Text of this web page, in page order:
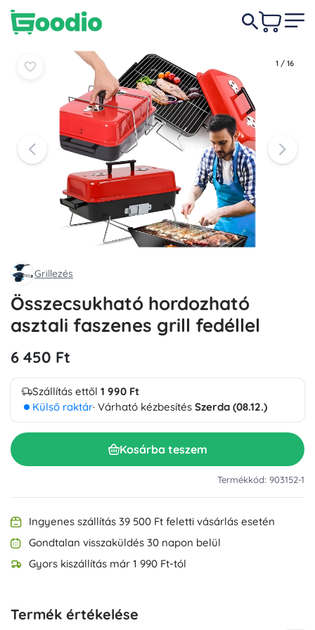
1 / 16
Grillezés
Összecsukható hordozható
asztali faszenes grill fedéllel
6 450 Ft
Szállítás ettől 1 990 Ft
Külső raktár· Várható kézbesítés Szerda (08.12.)
Kosárba teszem
Termékkód: 903152-1
Ingyenes szállítás 39 500 Ft feletti vásárlás esetén
Gondtalan visszaküldés 30 napon belül
Gyors kiszállítás már 1 990 Ft-tól
Termék értékelése
6 450 Ft Kosárba